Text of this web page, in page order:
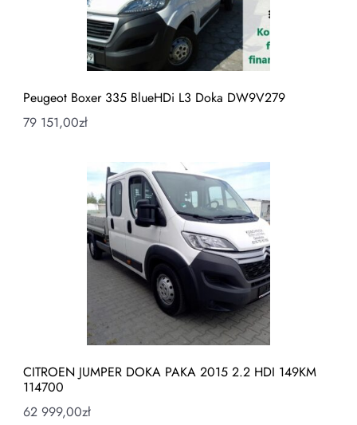
Peugeot Boxer 335 BlueHDi L3 Doka DW9V279
79 151,00zł
CITROEN JUMPER DOKA PAKA 2015 2.2 HDI 149KM
114700
62 999,00zł